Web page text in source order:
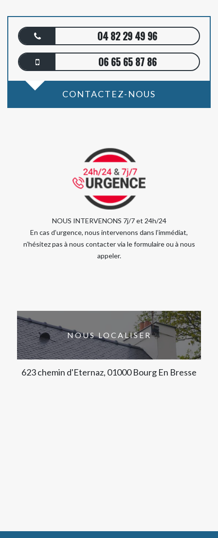
04 82 29 49 96
06 65 65 87 86
CONTACTEZ-NOUS
NOUS INTERVENONS 7j/7 et 24h/24
En cas d’urgence, nous intervenons dans l’immédiat,
n’hésitez pas à nous contacter via le formulaire ou à nous
appeler.
NOUS LOCALISER
623 chemin d'Eternaz, 01000 Bourg En Bresse